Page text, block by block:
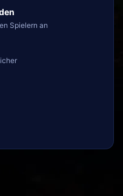
Spielern an